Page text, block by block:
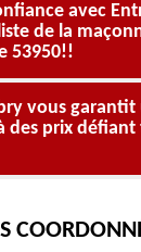
avec
de la
53950!!
vous
des prix